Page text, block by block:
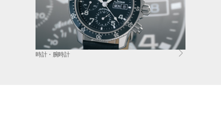
時計・腕時計